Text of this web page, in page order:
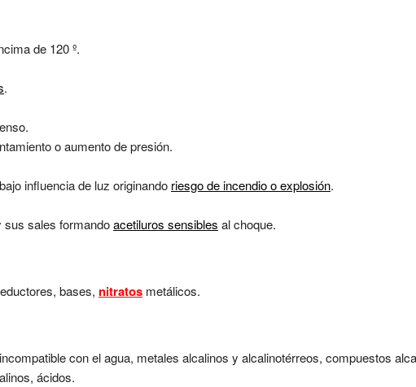
de 120 º.
.
o aumento de presión.
influencia de luz originando riesgo de incendio o explosión.
sus sales formandoacetiluros sensibles al choque.
bases, nitratos metálicos.
con el agua, metales alcalinos y alcalinotérreos, compuestos
ácidos.